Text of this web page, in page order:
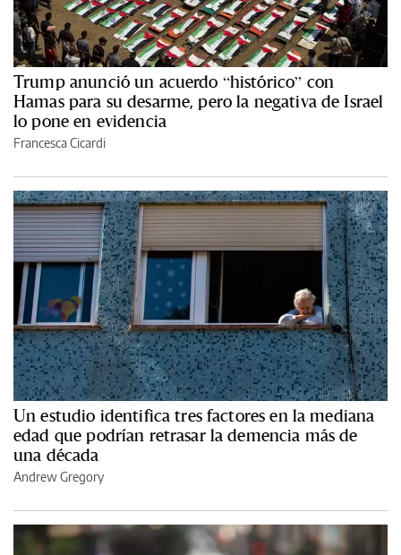
Trump anunció un acuerdo “histórico” con
Hamas para su desarme, pero la negativa de Israel
lo pone en evidencia
Francesca Cicardi
Un estudio identifica tres factores en la mediana
edad que podrían retrasar la demencia más de
una década
Andrew Gregory